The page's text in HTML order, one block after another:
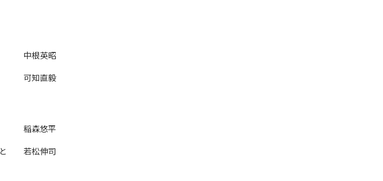
中根英昭
可知直毅
稲森悠平
若松伸司